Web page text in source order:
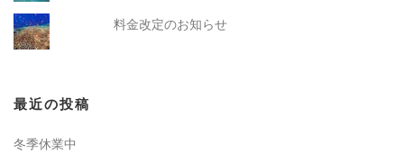
料金改定のお知らせ
最近の投稿
冬季休業中